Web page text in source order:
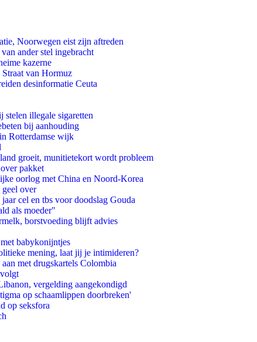
Noorwegen eist zijn aftreden
ander stel ingebracht
kazerne
van Hormuz
desinformatie Ceuta
illegale sigaretten
bij aanhouding
Rotterdamse wijk
groeit, munitietekort wordt probleem
pakket
oorlog met China en Noord-Korea
over
cel en tbs voor doodslag Gouda
als moeder"
borstvoeding blijft advies
babykonijntjes
mening, laat jij je intimideren?
met drugskartels Colombia
vergelding aangekondigd
op schaamlippen doorbreken'
op seksfora